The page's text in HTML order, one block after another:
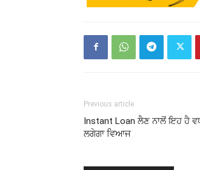
Previous article
Instant Loan ਲੈਣ ਨਾਲੋਂ ਇਹ ਹੈ
ਲਗੇਗਾ ਵਿਆਜ